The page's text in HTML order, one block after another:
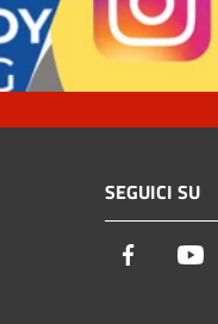
SEGUICI SU
Facebook